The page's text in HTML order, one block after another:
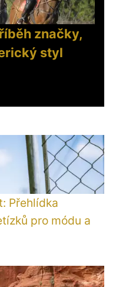
značky,
styl
Přehlídka
pro módu a